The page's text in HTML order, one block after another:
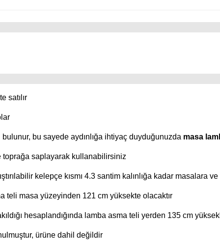
satılır
bu sayede aydınlığa ihtiyaç duyduğunuzda masa
toprağa saplayarak kullanabilirsiniz
kelepçe kısmı 4.3 santim kalınlığa kadar masalara
teli masa yüzeyinden 121 cm yüksekte olacaktır
hesaplandığında lamba asma teli yerden 135 cm
ürüne dahil değildir